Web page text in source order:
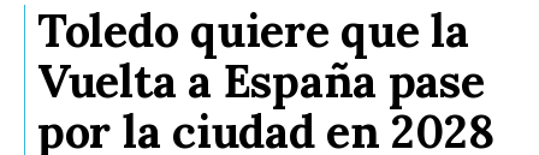
Toledo quiere que la
Vuelta a España pase
por la ciudad en 2028